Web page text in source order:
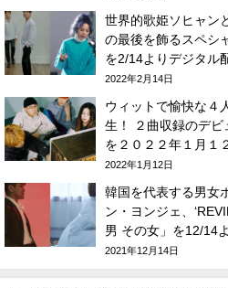
世界的歌姫ソヒャン
の最後を飾るスペシ
を2/14よりデジタル
2022年2月14日
ウィットで愉快な４
生！ ２曲収録のデビ
を２０２２年１月１
2022年1月12日
韓国を代表する男女
ン・ヨンジェ、
男 その女」を12/14
2021年12月14日